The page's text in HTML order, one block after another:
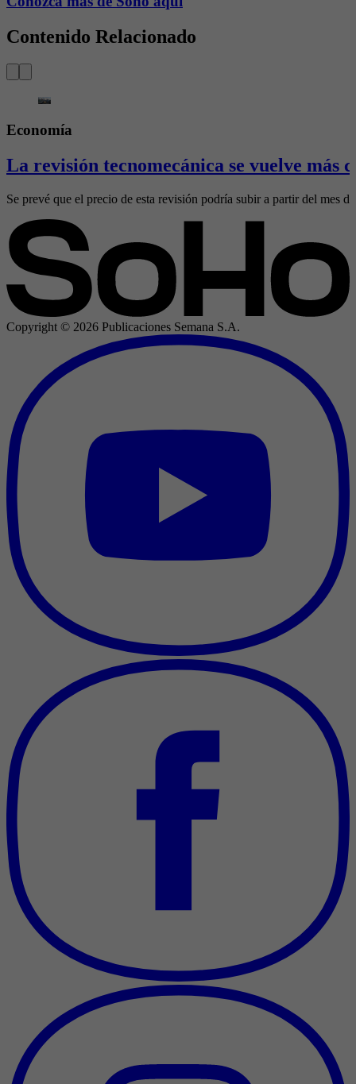
Contenido Relacionado
Economía
La revisión tecnomecánica se vuelve más
Se prevé que el precio de esta revisión podría subir a partir del mes
Copyright © 2026 Publicaciones Semana S.A.